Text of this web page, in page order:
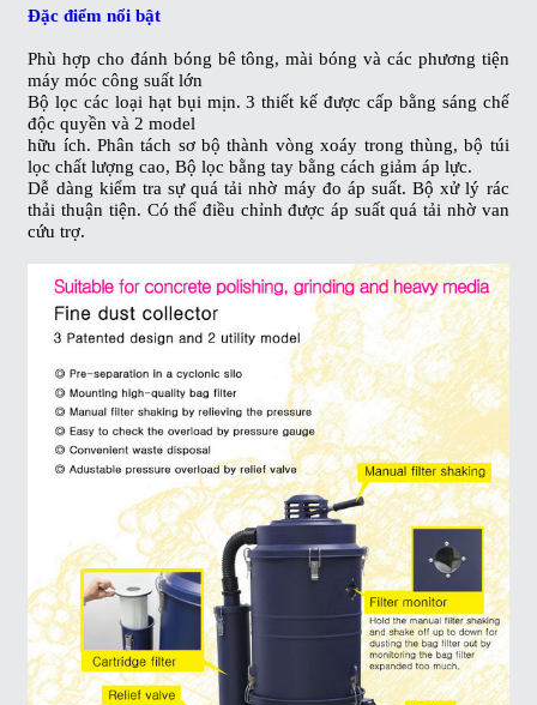
Đặc điểm nổi bật
Phù hợp cho đánh bóng bê tông, mài bóng và các phương tiện
máy móc công suất lớn
Bộ lọc các loại hạt bụi mịn. 3 thiết kế được cấp bằng sáng chế
độc quyền và 2 model
hữu ích. Phân tách sơ bộ thành vòng xoáy trong thùng, bộ túi
lọc chất lượng cao, Bộ lọc bằng tay bằng cách giảm áp lực.
Dễ dàng kiểm tra sự quá tải nhờ máy đo áp suất. Bộ xử lý rác
thải thuận tiện. Có thể điều chỉnh được áp suất quá tải nhờ van
cứu trợ.